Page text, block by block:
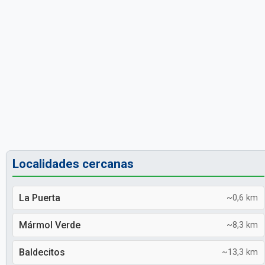
Localidades cercanas
La Puerta ~0,6 km
Mármol Verde ~8,3 km
Baldecitos ~13,3 km